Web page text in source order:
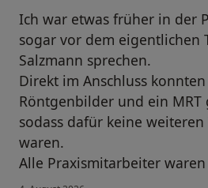
Ich war etwas früher in der
sogar vor dem eigentlichen
Salzmann sprechen.
Direkt im Anschluss
Röntgenbilder und ein MRT
sodass dafür keine
waren.
Alle Praxismitarbeiter